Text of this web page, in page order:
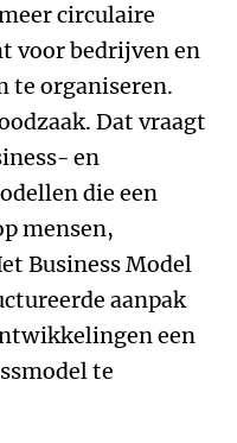
circulaire
voor bedrijven en
te organiseren.
Dat vraagt
en
die een
mensen,
Business Model
aanpak
een
te